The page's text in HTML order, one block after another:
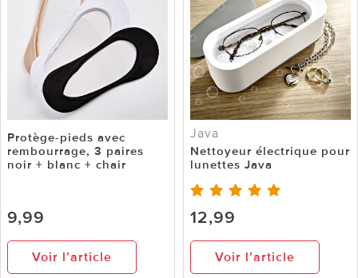
Protège-pieds avec
rembourrage, 3 paires
noir + blanc + chair
9,99
Voir l’article
Java
Nettoyeur électrique pour
lunettes Java
12,99
Voir l’article